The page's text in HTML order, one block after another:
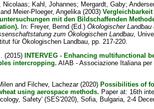
Nicolaas; Kahl, Johannes; Mergardt, Gaby;
and Meier-Ploeger, Angelika(2003)
mit den Bildschaffenden
In: Freyer, Bernd (Ed.)Ökologischer
zum Ökologischen Landbau,
für Ökologischen Landbau, pp. 217-220.
(2015)
INTERVEG - Enhancing multifunctional
intercropping. AIAB - Associazione Italiana
and Filchev, Lachezar(2020) Possibilities of
using aerospace methods. Paper at: 16th
Safety' (SES'2020), Sofia, Bulgaria, 2-4